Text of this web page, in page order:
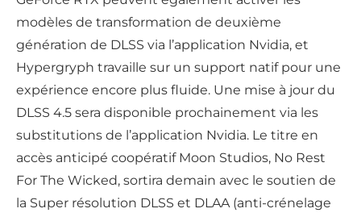
modèles de transformation de deuxième
génération de DLSS via l’application Nvidia, et
Hypergryph travaille sur un support natif pour une
expérience encore plus fluide. Une mise à jour du
DLSS 4.5 sera disponible prochainement via les
substitutions de l’application Nvidia. Le titre en
accès anticipé coopératif Moon Studios, No Rest
For The Wicked, sortira demain avec le soutien de
la Super résolution DLSS et DLAA (anti-crénelage